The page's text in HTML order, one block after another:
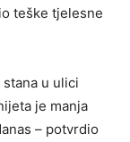
teške tjelesne
u ulici
je manja
– potvrdio